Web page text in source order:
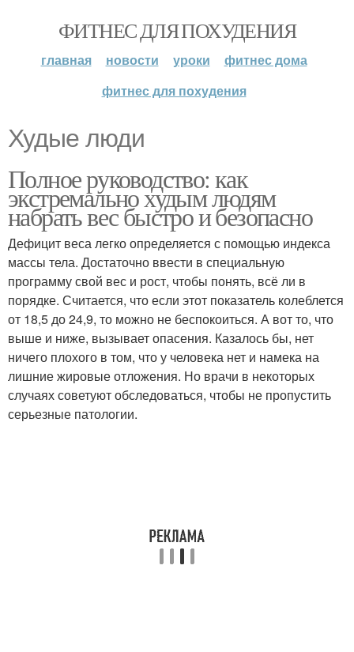
ФИТНЕС ДЛЯ ПОХУДЕНИЯ
главная новости уроки
фитнес дома
фитнес для похудения
Худые люди
Полное руководство: как
экстремально худым людям
набрать вес быстро и безопасно
Дефицит веса легко определяется с помощью индекса
массы тела. Достаточно ввести в специальную
программу свой вес и рост, чтобы понять, всё ли в
порядке. Считается, что если этот показатель колеблется
от 18,5 до 24,9, то можно не беспокоиться. А вот то, что
выше и ниже, вызывает опасения. Казалось бы, нет
ничего плохого в том, что у человека нет и намека на
лишние жировые отложения. Но врачи в некоторых
случаях советуют обследоваться, чтобы не пропустить
серьезные патологии.